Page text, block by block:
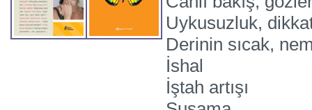
Uykusuzluk,
Derinin sıcak,
İshal
İştah artışı